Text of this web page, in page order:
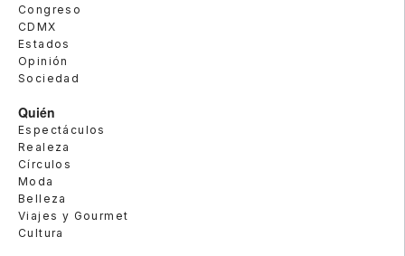
Congreso
CDMX
Estados
Opinión
Sociedad
Quién
Espectáculos
Realeza
Círculos
Moda
Belleza
Viajes y Gourmet
Cultura